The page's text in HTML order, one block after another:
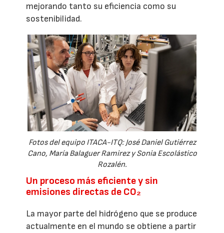
mejorando tanto su eficiencia como su
sostenibilidad.
Fotos del equipo ITACA-ITQ: José Daniel Gutiérrez
Cano, María Balaguer Ramirez y Sonia Escolástico
Rozalén.
Un proceso más eficiente y sin
emisiones directas de CO₂
La mayor parte del hidrógeno que se produce
actualmente en el mundo se obtiene a partir